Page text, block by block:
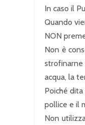
In caso il
Quando
NON
Non è
strofinarne
acqua, la
Poiché
pollice e il
Non